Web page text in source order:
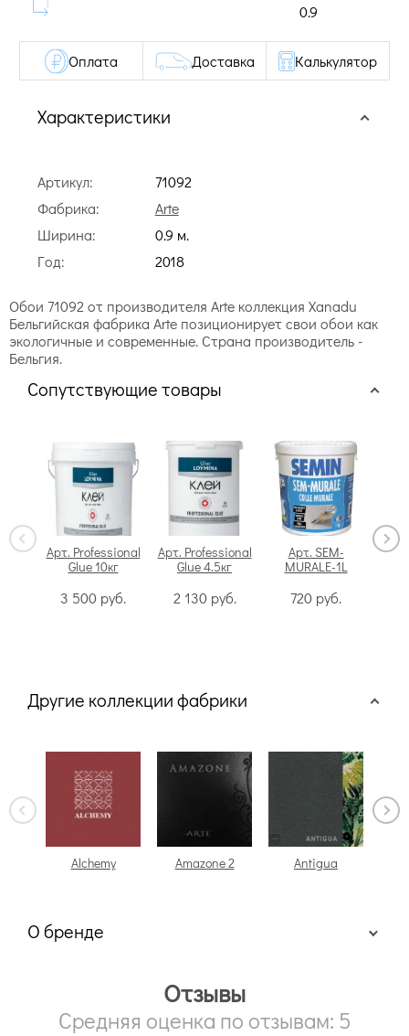
0.9
Характеристики
Артикул:
71092
Фабрика:
Arte
Ширина:
0.9 м.
Год:
2018
Оплата Доставка Калькулятор
Обои 71092 от производителя Arte коллекция Xanadu
Бельгийская фабрика Arte позиционирует свои обои как
экологичные и современные. Страна производитель -
Бельгия.
Сопутствующие товары
Арт. Professional
Glue 10кг
3 500 руб.
Арт. Professional
Glue 4.5кг
2 130 руб.
Арт. SEM-
MURALE-1L
720 руб.
Другие коллекции фабрики
Alchemy Amazone 2 Antigua
О бренде
Отзывы
Средняя оценка по отзывам: 5